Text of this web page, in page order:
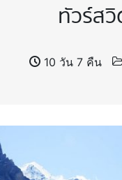
ทัวร์ส
10 วัน 7 คืน